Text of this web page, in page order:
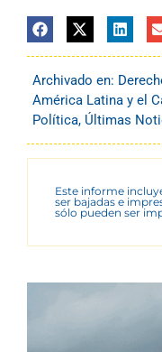
Archivado en:
América Latina y el
Política, Últimas
Este informe
ser bajadas e
sólo pueden ser